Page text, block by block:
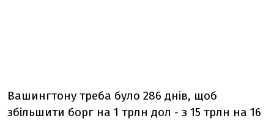
Вашингтону треба було 286 днів, щоб
збільшити борг на 1 трлн дол - з 15 трлн на 16